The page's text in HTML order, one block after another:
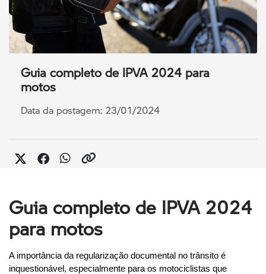
Guia completo de IPVA 2024 para
motos
Data da postagem: 23/01/2024
Guia completo de IPVA 2024
para motos
A importância da regularização documental no trânsito é
inquestionável, especialmente para os motociclistas que